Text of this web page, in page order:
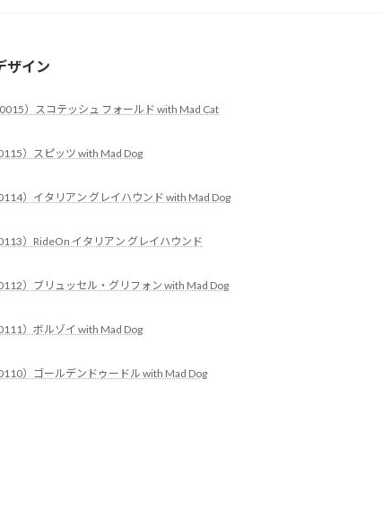
ザイン
0015）スコテッシュ フォールド with Mad Cat
0115）スピッツ with Mad Dog
0114）イタリアン グレイハウンド with Mad Dog
0113）RideOn イタリアン グレイハウンド
0112）ブリュッセル・グリフォン with Mad Dog
0111）ボルゾイ with Mad Dog
0110）ゴールデンドゥードル with Mad Dog